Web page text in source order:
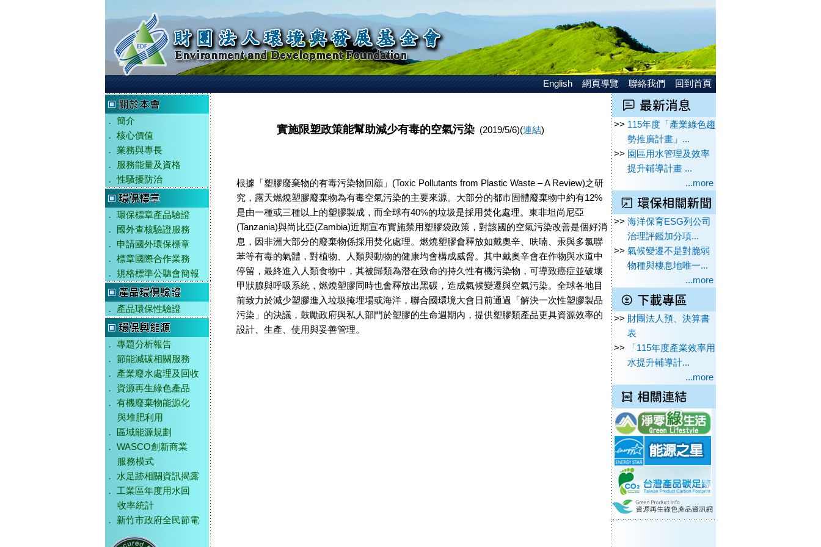
English 網頁導覽 聯絡我們 回到首頁
．
簡介
．
核心價值
．
業務與專長
．
服務能量及資格
．
性騷擾防治
．
環保標章產品驗證
．
國外查核驗證服務
．
申請國外環保標章
．
標章國際合作業務
．
規格標準公聽會簡報
． 產品環保性驗證
．
專題分析報告
．
節能減碳相關服務
．
產業廢水處理及回收
．
資源再生綠色產品
．
有機廢棄物能源化
與堆肥利用
．
區域能源規劃
．
WASCO創新商業
服務模式
．
水足跡相關資訊揭露
．
工業區年度用水回
收率統計
．
新竹市政府全民節電
實施限塑政策能幫助減少有毒的空氣污染 (2019/5/6)(連結)
根據「塑膠廢棄物的有毒污染物回顧」(Toxic Pollutants from Plastic Waste – A Review)之研
究，露天燃燒塑膠廢棄物為有毒空氣污染的主要來源。大部分的都市固體廢棄物中約有12%
是由一種或三種以上的塑膠製成，而全球有40%的垃圾是採用焚化處理。東非坦尚尼亞
(Tanzania)與尚比亞(Zambia)近期宣布實施禁用塑膠袋政策，對該國的空氣污染改善是個好消
息，因非洲大部分的廢棄物係採用焚化處理。燃燒塑膠會釋放如戴奧辛、呋喃、汞與多氯聯
苯等有毒的氣體，對植物、人類與動物的健康均會構成威脅。其中戴奧辛會在作物與水道中
停留，最終進入人類食物中，其被歸類為潛在致命的持久性有機污染物，可導致癌症並破壞
甲狀腺與呼吸系統，燃燒塑膠同時也會釋放出黑碳，造成氣候變遷與空氣污染。全球各地目
前致力於減少塑膠進入垃圾掩埋場或海洋，聯合國環境大會日前通過「解決一次性塑膠製品
污染」的決議，鼓勵政府與私人部門於塑膠的生命週期內，提供塑膠類產品更具資源效率的
設計、生產、使用與妥善管理。
>> 115年度「產業綠色趨
勢推廣計畫」...
>> 園區用水管理及效率
提升輔導計畫 ...
...more
>> 海洋保育ESG列公司
治理評鑑加分項...
>> 氣候變遷不是對脆弱
物種與棲息地唯一...
...more
>> 財團法人預、決算書
表
>>
「115年度產業效率用
水提升輔導計...
...more